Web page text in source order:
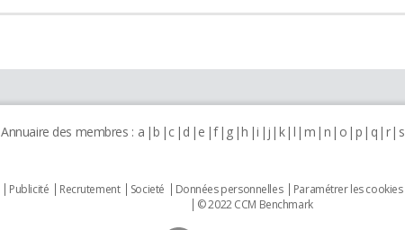
Annuaire des membres : a b c d e f g h i j k l m n o p q r s
Publicité Recrutement Societé Données personnelles Paramétrer les cookies
© 2022 CCM Benchmark